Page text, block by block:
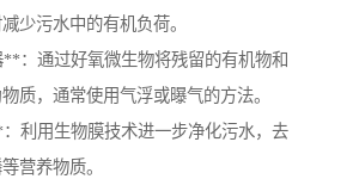
少污水中的有机负荷。
：通过好氧微生物将残留的有机物和
质，通常使用气浮或曝气的方法。
利用生物膜技术进一步净化污水，去
营养物质。